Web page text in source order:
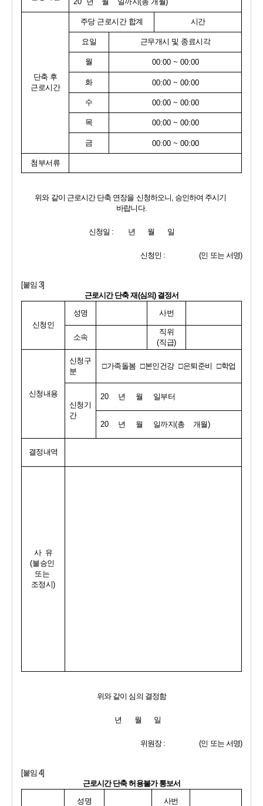
단축 후
근로시간
주당 근로시간 합계 시간
요일 근무개시 및 종료시각
월 00:00 ~ 00:00
화 00:00 ~ 00:00
수 00:00 ~ 00:00
목 00:00 ~ 00:00
금 00:00 ~ 00:00
첨부서류
위와 같이 근로시간 단축 연장을 신청하오니, 승인하여 주시기
바랍니다.
신청일 : 년       월       일
신청인 :                   (인 또는 서명)
[붙임 3]
근로시간 단축 재(심의) 결정서
신청인
성명 사번
소속
직위
(직급)
신청내용
신청구
분
□가족돌봄 □본인건강 □은퇴준비 □학업
신청기
간
20 년     월     일부터
20 년     월     일까지(총    개월)
결정내역
사  유
(불승인
또는
조정시)
위와 같이 심의 결정함
년       월       일
위원장 :                   (인 또는 서명)
[붙임 4]
근로시간 단축 허용불가 통보서
성명 사번